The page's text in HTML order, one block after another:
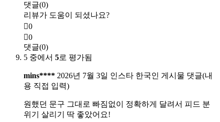
댓글(0)
리뷰가 도움이 되셨나요?
0
0
댓글(0)
5 중에서 5로 평가됨
mins**** 2026년 7월 3일 인스타 한국인 게시물 댓글(내
용 직접 입력)
원했던 문구 그대로 빠짐없이 정확하게 달려서 피드 분
위기 살리기 딱 좋았어요!